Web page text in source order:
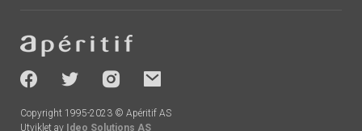
-
socials
Copyright 1995-2023 © Apéritif AS
Utviklet av Ideo Solutions AS